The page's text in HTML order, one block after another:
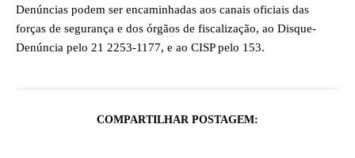
Denúncias podem ser encaminhadas aos canais oficiais das
forças de segurança e dos órgãos de fiscalização, ao Disque-
Denúncia pelo 21 2253-1177, e ao CISP pelo 153.
COMPARTILHAR POSTAGEM: